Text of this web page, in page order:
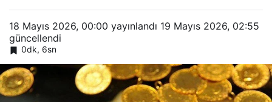
18 Mayıs 2026, 00:00 yayınlandı 19 Mayıs 2026, 02:55
güncellendi
0dk, 6sn